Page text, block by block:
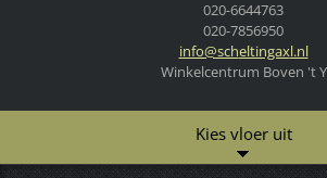
020-6644763
020-7856950
info@scheltingaxl.nl
Winkelcentrum Boven 't Y
Kies vloer uit